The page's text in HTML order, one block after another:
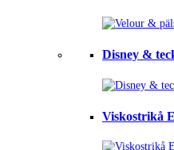
Disney &
Viskostrikå